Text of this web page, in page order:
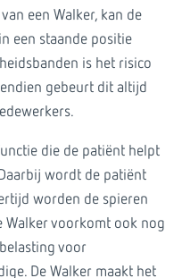
een Walker, kan de
een staande positie
is het risico
gebeurt dit altijd
die de patiënt helpt
wordt de patiënt
worden de spieren
Walker voorkomt ook nog
voor
De Walker maakt het